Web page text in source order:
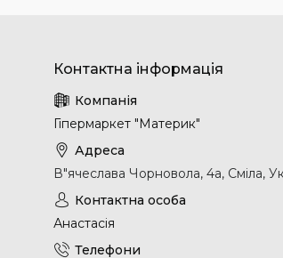
Гіпермаркет "Материк"
В"ячеслава Чорновола, 4а, Сміла,
Анастасія